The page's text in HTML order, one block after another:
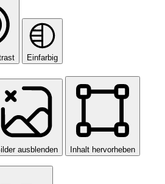
Einfarbig
ausblenden Inhalt hervorheben